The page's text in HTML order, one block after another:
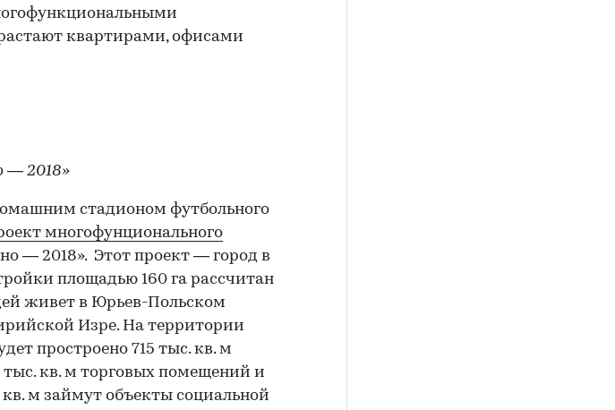
квартирами, офисами
— 2018»
стадионом футбольного
многофунционального
— 2018». Этот проект — город в
площадью 160 га рассчитан
живет в Юрьев-Польском
Изре. На территории
простроено 715 тыс. кв. м
тыс. кв. м торговых помещений и
м займут объекты социальной